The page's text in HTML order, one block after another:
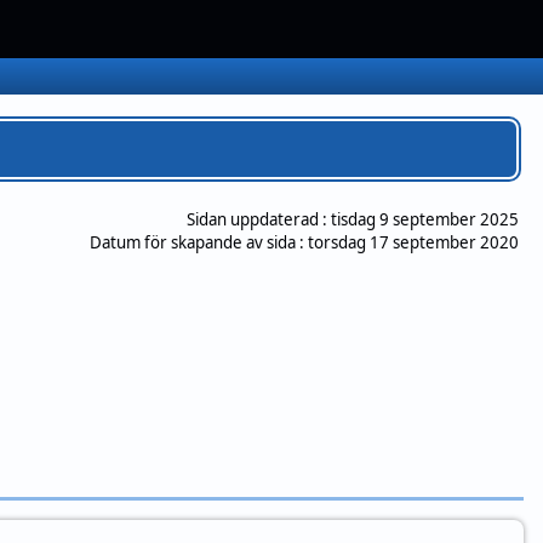
Sidan uppdaterad : tisdag 9 september 2025
Datum för skapande av sida : torsdag 17 september 2020